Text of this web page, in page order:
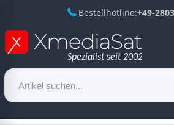
Bestellhotline:+49-